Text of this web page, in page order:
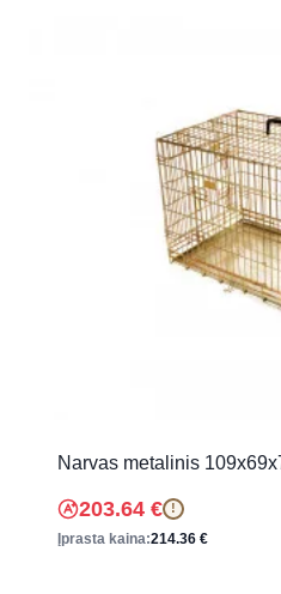
Narvas metalinis
203.64 € !
Įprasta kaina:214.36 €